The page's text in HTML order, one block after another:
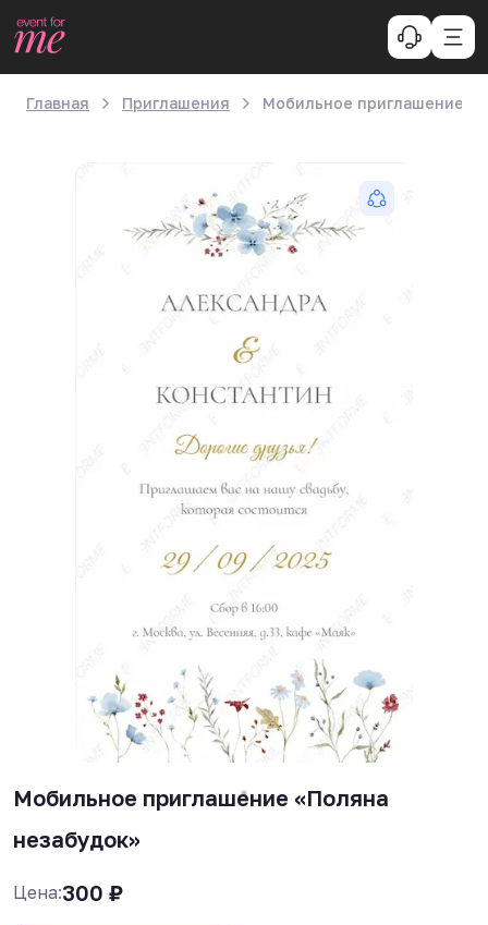
Главная Приглашения Мобильное приглашение
Мобильное приглашение «Поляна
незабудок»
Цена:300 ₽